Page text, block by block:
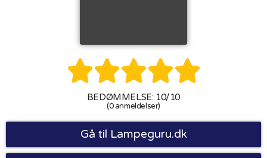

BEDØMMELSE: 10/10
(0 anmeldelser)
Gå til Lampeguru.dk